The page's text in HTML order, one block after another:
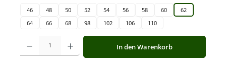
46 48 50 52 54 56 58 60
62
64
66 68 98 102 106 110
Produkt Anzahl: Gib den gewünschten Wert ein oder benutze die
In den Warenkorb